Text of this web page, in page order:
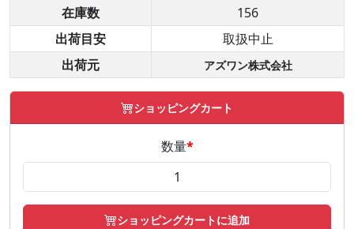
在庫数
156
出荷目安
取扱中止
出荷元
アズワン株式会社
ショッピングカート
数量*
ショッピングカートに追加